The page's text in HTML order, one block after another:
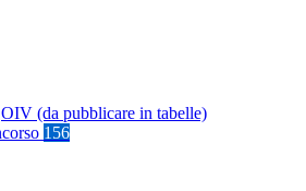
OIV (da pubblicare in tabelle)
156